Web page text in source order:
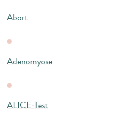
Abort
Adenomyose
ALICE-Test